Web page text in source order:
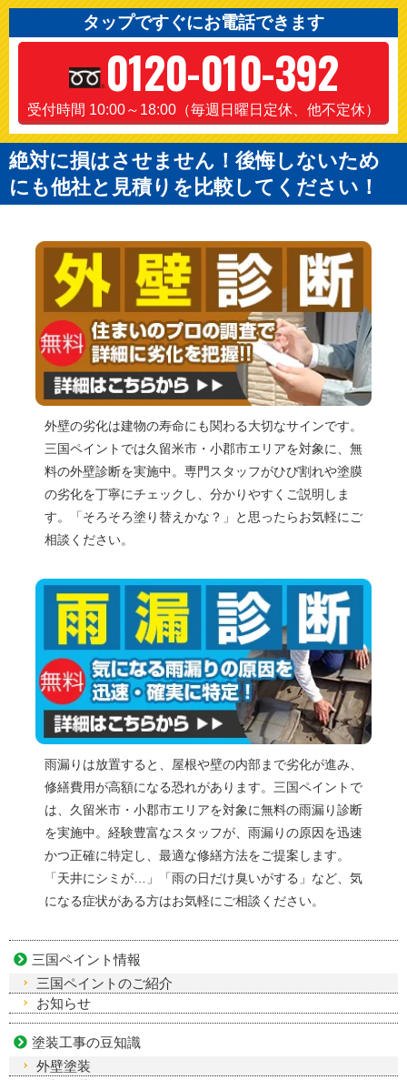
タップですぐにお電話できます
0120-010-392
受付時間 10:00～18:00（毎週日曜日定休、他不定休）
絶対に損はさせません！後悔しないため
にも他社と見積りを比較してください！
外壁の劣化は建物の寿命にも関わる大切なサインです。
三国ペイントでは久留米市・小郡市エリアを対象に、無
料の外壁診断を実施中。専門スタッフがひび割れや塗膜
の劣化を丁寧にチェックし、分かりやすくご説明しま
す。「そろそろ塗り替えかな？」と思ったらお気軽にご
相談ください。
雨漏りは放置すると、屋根や壁の内部まで劣化が進み、
修繕費用が高額になる恐れがあります。三国ペイントで
は、久留米市・小郡市エリアを対象に無料の雨漏り診断
を実施中。経験豊富なスタッフが、雨漏りの原因を迅速
かつ正確に特定し、最適な修繕方法をご提案します。
「天井にシミが…」「雨の日だけ臭いがする」など、気
になる症状がある方はお気軽にご相談ください。
三国ペイント情報
三国ペイントのご紹介
お知らせ
塗装工事の豆知識
外壁塗装